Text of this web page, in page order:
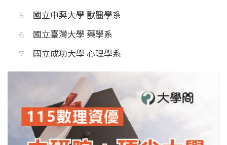
國立中興大學 獸醫學系
國立臺灣大學 藥學系
國立成功大學 心理學系